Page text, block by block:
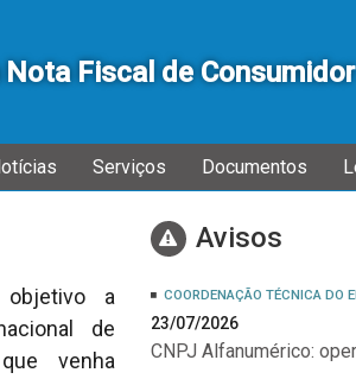
Fiscal de
Serviços Documentos
a
de
venha
Avisos
COORDENAÇÃO TÉCNICA DO
23/07/2026
CNPJ Alfanumérico: